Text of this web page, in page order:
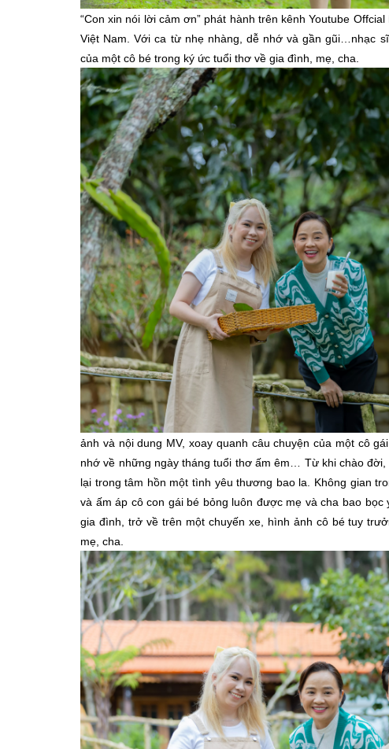
“Con xin nói lời cảm ơn” phát hành trên kênh Youtube
Việt Nam. Với ca từ nhẹ nhàng, dễ nhớ và gần gũi…nhạc
của một cô bé trong ký ức tuổi thơ về gia đình, mẹ, cha.
ảnh và nội dung MV, xoay quanh câu chuyện của một cô
nhớ về những ngày tháng tuổi thơ ấm êm… Từ khi chào
lại trong tâm hồn một tình yêu thương bao la. Không gian
và ấm áp cô con gái bé bỏng luôn được mẹ và cha bao
gia đình, trở về trên một chuyến xe, hình ảnh cô bé tuy
mẹ, cha.